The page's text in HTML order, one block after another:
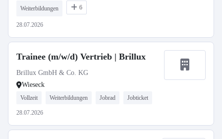
Weiterbildungen 6
28.07.2026
Trainee (m/w/d) Vertrieb | Brillux
Brillux GmbH & Co. KG
Wieseck
Vollzeit Weiterbildungen Jobrad Jobticket
28.07.2026